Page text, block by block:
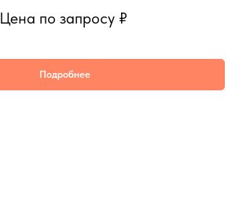
Цена по запросу ₽
Подробнее